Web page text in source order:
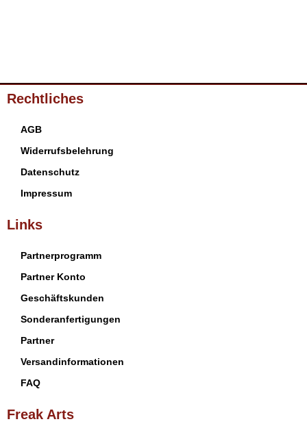
Rechtliches
AGB
Widerrufsbelehrung
Datenschutz
Impressum
Links
Partnerprogramm
Partner Konto
Geschäftskunden
Sonderanfertigungen
Partner
Versandinformationen
FAQ
Freak Arts